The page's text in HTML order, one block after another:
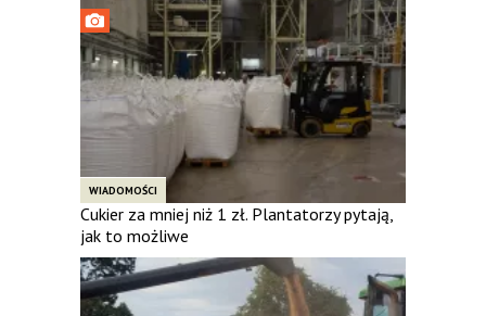
WIADOMOŚCI
Cukier za mniej niż 1 zł. Plantatorzy pytają,
jak to możliwe